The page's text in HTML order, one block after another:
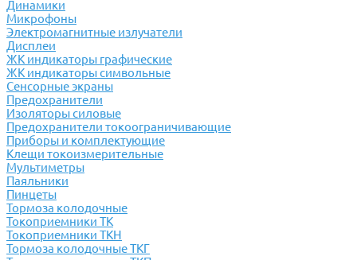
Динамики
Микрофоны
Электромагнитные излучатели
Дисплеи
ЖК индикаторы графические
ЖК индикаторы символьные
Сенсорные экраны
Предохранители
Изоляторы силовые
Предохранители токоограничивающие
Приборы и комплектующие
Клещи токоизмерительные
Мультиметры
Паяльники
Пинцеты
Тормоза колодочные
Токоприемники ТК
Токоприемники ТКН
Тормоза колодочные ТКГ